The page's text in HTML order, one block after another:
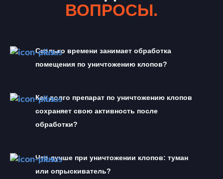
ВОПРОСЫ.
Сколько времени занимает обработка
помещения по уничтожению клопов?
Как долго препарат по уничтожению клопов
сохраняет свою активность после
обработки?
Что лучше при уничтожении клопов: туман
или опрыскиватель?